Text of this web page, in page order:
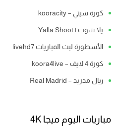
كورة سيتي – kooracity
يلا شوت | Yalla Shoot
الأسطورة لبث المباريات livehd7
كورة 4 لايف – koora4live
ريال مدريد – Real Madrid
مباريات اليوم ميجا 4K